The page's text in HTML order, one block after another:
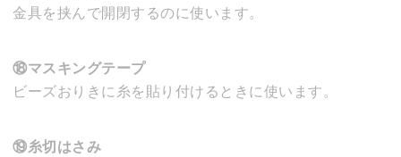
金具を挟んで開閉するのに使います。
⑱マスキングテープ
ビーズおりきに糸を貼り付けるときに使います。
⑲糸切はさみ